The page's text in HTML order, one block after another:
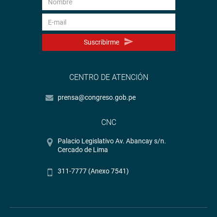
Suscribirme
CENTRO DE ATENCIÓN
prensa@congreso.gob.pe
CNC
Palacio Legislativo Av. Abancay s/n.
Cercado de Lima
311-7777 (Anexo 7541)